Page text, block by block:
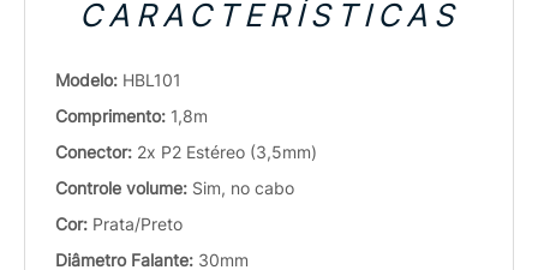
CARACTERÍSTICAS
Modelo: HBL101
Comprimento: 1,8m
Conector: 2x P2 Estéreo (3,5mm)
Controle volume: Sim, no cabo
Cor: Prata/Preto
Diâmetro Falante: 30mm